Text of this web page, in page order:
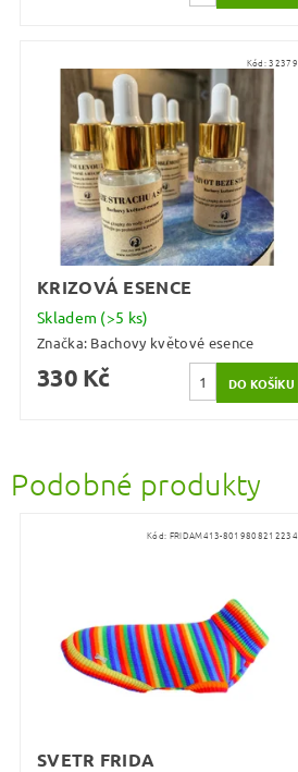
Kód:32379
KRIZOVÁ ESENCE
Skladem (>5 ks)
Značka: Bachovy květové esence
330 Kč
Podobné produkty
Kód: FRIDAM413-8019808212234
SVETR FRIDA